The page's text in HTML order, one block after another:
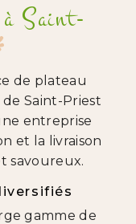
Saint-
de plateau
Saint-Priest
entreprise
et la livraison
savoureux.
gamme de